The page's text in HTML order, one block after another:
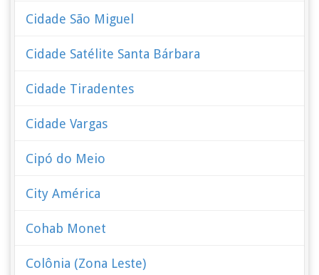
Cidade São Miguel
Cidade Satélite Santa Bárbara
Cidade Tiradentes
Cidade Vargas
Cipó do Meio
City América
Cohab Monet
Colônia (Zona Leste)